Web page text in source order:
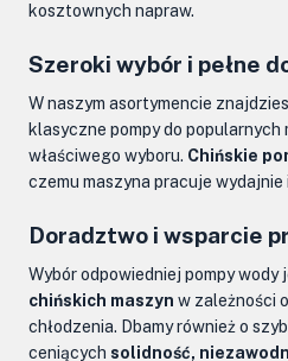
kosztownych napraw.
Szeroki wybór i pełne
W naszym asortymencie
klasyczne pompy do
właściwego wyboru. Chińskie
czemu maszyna pracuje
Doradztwo i wsparcie
Wybór odpowiedniej pompy
chińskich maszyn w zależności
chłodzenia. Dbamy również o
ceniących solidność,